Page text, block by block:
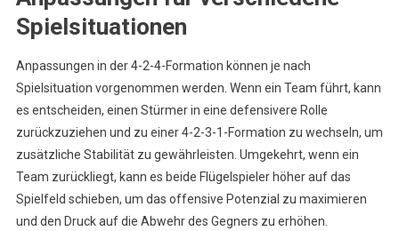
Spielsituationen
Anpassungen in der 4-2-4-Formation können je nach
Spielsituation vorgenommen werden. Wenn ein Team führt, kann
es entscheiden, einen Stürmer in eine defensivere Rolle
zurückzuziehen und zu einer 4-2-3-1-Formation zu wechseln, um
zusätzliche Stabilität zu gewährleisten. Umgekehrt, wenn ein
Team zurückliegt, kann es beide Flügelspieler höher auf das
Spielfeld schieben, um das offensive Potenzial zu maximieren
und den Druck auf die Abwehr des Gegners zu erhöhen.